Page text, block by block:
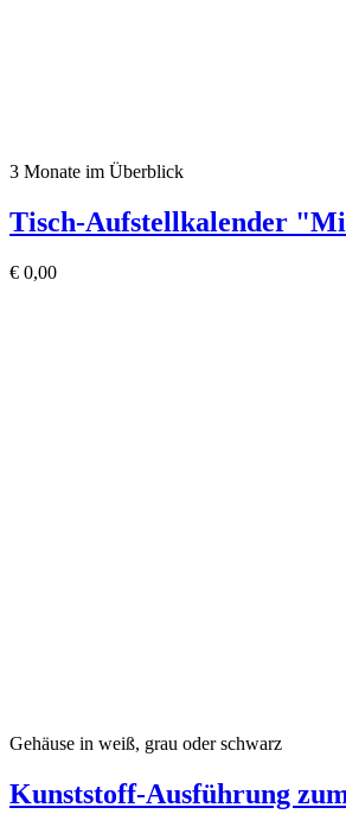
3 Monate im Überblick
Tisch-Aufstellkalender
€ 0,00
Gehäuse in weiß, grau oder schwarz
Kunststoff-Ausführung